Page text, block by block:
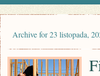
Archive for 23 listopada,